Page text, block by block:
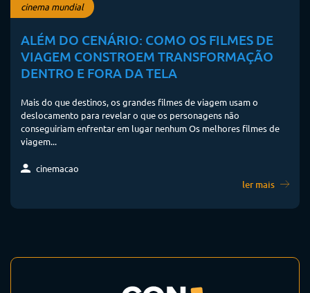
cinema mundial
ALÉM DO CENÁRIO: COMO OS FILMES DE
VIAGEM CONSTROEM TRANSFORMAÇÃO
DENTRO E FORA DA TELA
Mais do que destinos, os grandes filmes de viagem usam o
deslocamento para revelar o que os personagens não
conseguiriam enfrentar em lugar nenhum Os melhores filmes de
viagem...
cinemacao
ler mais